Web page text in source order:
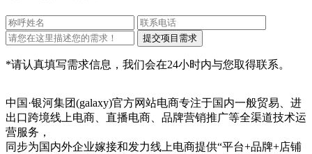
*请认真填写需求信息，我们会在24小时内与您取得联系。
中国·银河集团(galaxy)官方网站电商专注于国内一般贸易、进
出口跨境线上电商、直播电商、品牌营销推广等全渠道技术运
营服务，
同步为国内外企业嫁接和发力线上电商提供“平台+品牌+店铺